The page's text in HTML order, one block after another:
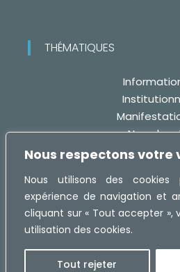
Nous respectons votre
Nous utilisons des cookies
expérience de navigation et
cliquant sur « Tout accepter »,
utilisation des cookies.
Tout rejeter
THÉMATIQUES
Non
Travaux